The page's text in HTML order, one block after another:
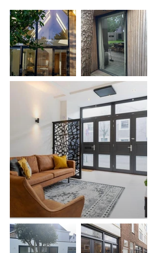
Tekeningen goedkeuren
Wij laten een tekening door de fabriek
maken en wanneer deze klaar is ontvang u
een bevestigingstekening. Wanneer u
deze tekening goedgekeurd heeft, kan
het maatwerk in gang gezet worden. Let
op! Het kozijn zal alleen geproduceerd
worden als u de tekening goed keurt.
Hierna sturen wij een twee facturen, één
met de aanbetaling en één met het
resterende bedrag. De aanbetaling dient
zo snel mogelijk betaald te worden. Het
resterende bedrag kan bij het ophalen
gepind worden of daarvoor
overgemaakt.
Ophalen/laten bezorgen
Wanneer het kozijn geproduceerd is,
ontvangt u een bericht van ons. U kunt het